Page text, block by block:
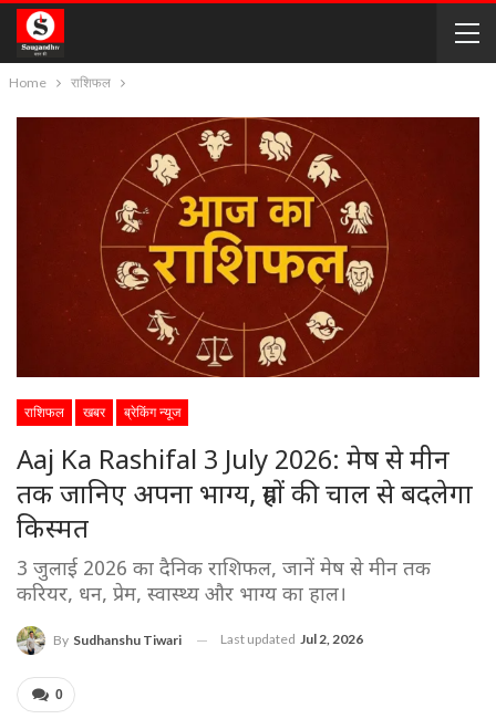
Home राशिफल
राशिफल खबर ब्रेकिंग न्यूज
Aaj Ka Rashifal 3 July 2026: मेष से मीन
तक जानिए अपना भाग्य, ग्रहों की चाल से बदलेगा
किस्मत
3 जुलाई 2026 का दैनिक राशिफल, जानें मेष से मीन तक
करियर, धन, प्रेम, स्वास्थ्य और भाग्य का हाल।
By Sudhanshu Tiwari Last updated Jul 2, 2026
0